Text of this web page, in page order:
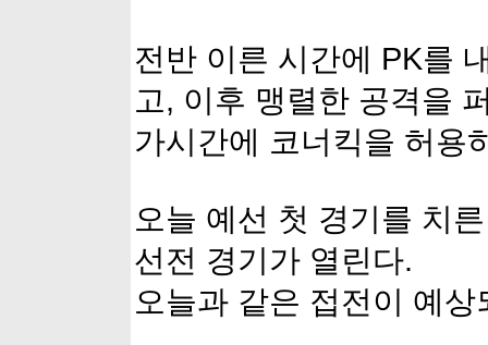
전반 이른 시간에 PK를
고, 이후 맹렬한 공격을
가시간에 코너킥을 허용
오늘 예선 첫 경기를 치
선전 경기가 열린다.
오늘과 같은 접전이 예